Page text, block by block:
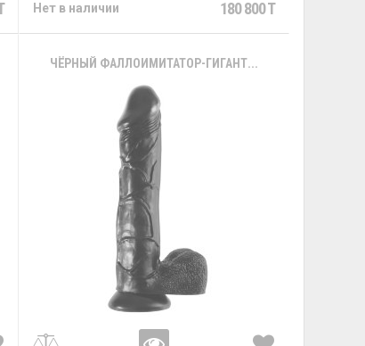
Нет в наличии 180 800 T
ЧЁРНЫЙ ФАЛЛОИМИТАТОР-ГИГАНТ...